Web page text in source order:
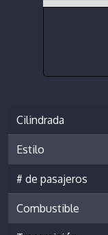
Cilindrada
Estilo
# de pasajeros
Combustible